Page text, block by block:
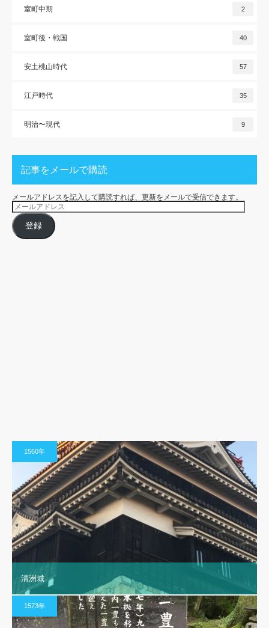
室町中期 2
室町後・戦国 40
安土桃山時代 57
江戸時代 35
明治〜現代 9
記事をメールで購読
メールアドレスを記入して購読すれば、更新をメールで受信できます。
メ
ー
ル
ア
ド
レ
登録
1560年
清洲城
1573年